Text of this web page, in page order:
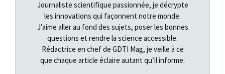
Journaliste scientifique passionnée, je décrypte
les innovations qui façonnent notre monde.
J’aime aller au fond des sujets, poser les bonnes
questions et rendre la science accessible.
Rédactrice en chef de GDTI Mag, je veille à ce
que chaque article éclaire autant qu’il informe.